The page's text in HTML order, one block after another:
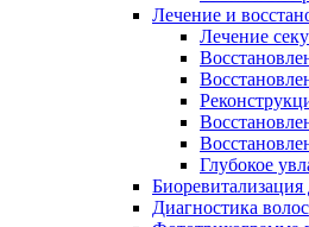
Лечение и
Лечение
Глубокое
Диагностика волос